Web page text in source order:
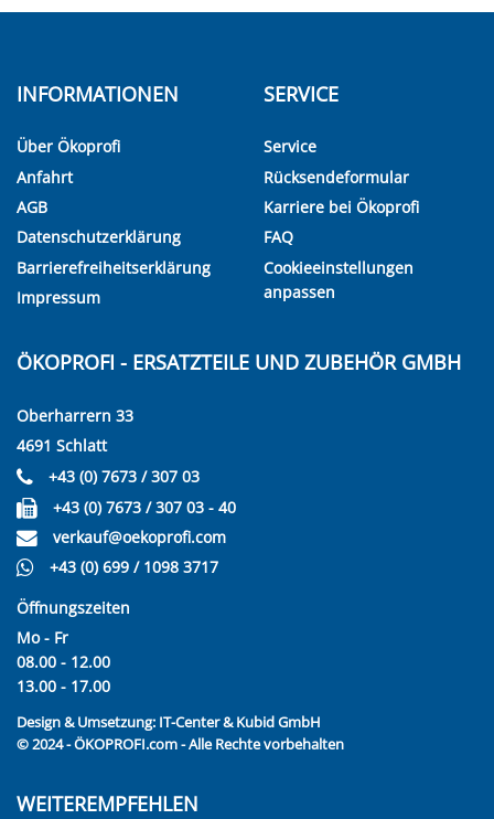
INFORMATIONEN
Über Ökoprofi
Anfahrt
AGB
Datenschutzerklärung
Barrierefreiheitserklärung
Impressum
SERVICE
Service
Rücksendeformular
Karriere bei Ökoprofi
FAQ
Cookieeinstellungen
anpassen
ÖKOPROFI - ERSATZTEILE UND ZUBEHÖR GMBH
Oberharrern 33
4691 Schlatt
+43 (0) 7673 / 307 03
+43 (0) 7673 / 307 03 - 40
verkauf@oekoprofi.com
+43 (0) 699 / 1098 3717
Öffnungszeiten
Mo - Fr
08.00 - 12.00
13.00 - 17.00
Design & Umsetzung: IT-Center & Kubid GmbH
© 2024 - ÖKOPROFI.com - Alle Rechte vorbehalten
WEITEREMPFEHLEN